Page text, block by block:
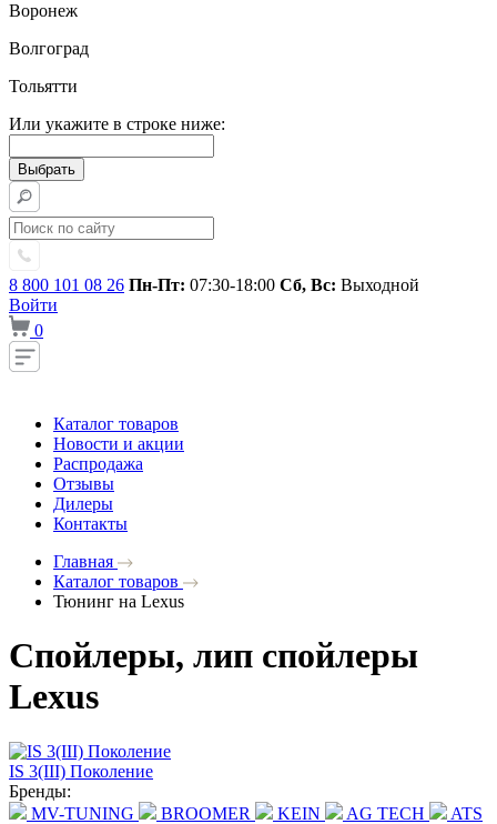
Воронеж
Волгоград
Тольятти
Или укажите в строке ниже:
8 800 101 08 26 Пн-Пт: 07:30-18:00 Сб, Вс: Выходной
Войти
0
Каталог товаров
Новости и акции
Распродажа
Отзывы
Дилеры
Контакты
Главная
Каталог товаров
Тюнинг на Lexus
Спойлеры, лип спойлеры
Lexus
IS 3(III) Поколение
Бренды:
MV-TUNING
BROOMER KEIN AG TECH
ATS